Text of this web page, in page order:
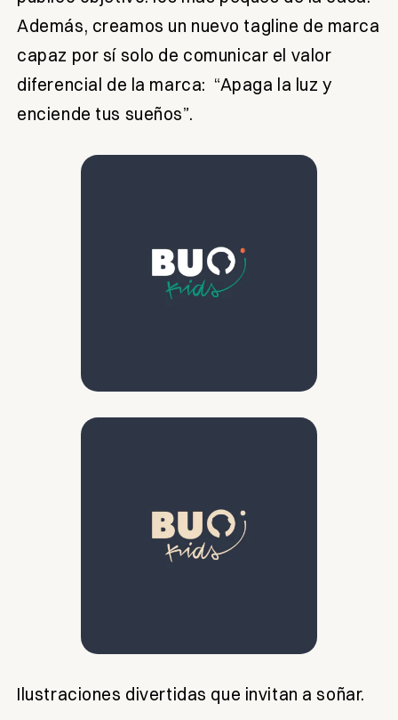
Además, creamos un nuevo tagline de marca
capaz por sí solo de comunicar el valor
diferencial de la marca: “Apaga la luz y
enciende tus sueños”.
Ilustraciones divertidas que invitan a soñar.